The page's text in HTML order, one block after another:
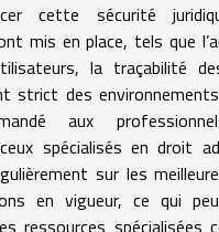
cette sécurité
mis en place, tels que
la traçabilité
strict des
aux
spécialisés en droit
sur les
en vigueur, ce qui